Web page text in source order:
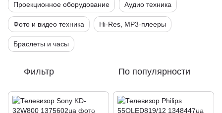
Проекционное оборудование Аудио техника
Фото и видео техника Hi-Res, MP3-плееры
Браслеты и часы
Фильтр По популярности